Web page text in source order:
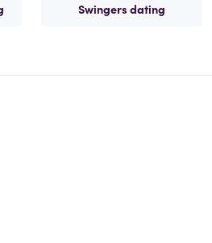
Swingers dating